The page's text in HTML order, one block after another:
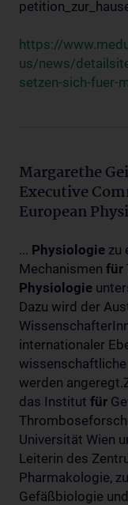
https://
us/news/
setzen-sich-fuer-
Margarethe
Executive
European
... Physiologie zu
Mechanismen für
Physiologie
Dazu wird der
internationaler
werden
das Institut für
Universität Wien
Leiterin des
Pharmakologie,
Gefäßbiologie